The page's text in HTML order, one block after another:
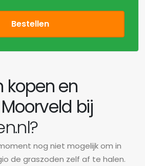
Bestellen
kopen en
bij
nog niet mogelijk om in
de graszoden zelf af te halen.